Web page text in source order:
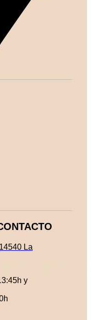
La
y